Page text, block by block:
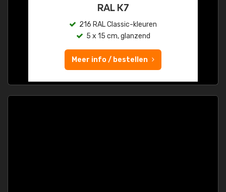
RAL K7
216 RAL Classic-kleuren
5 x 15 cm, glanzend
Meer info / bestellen